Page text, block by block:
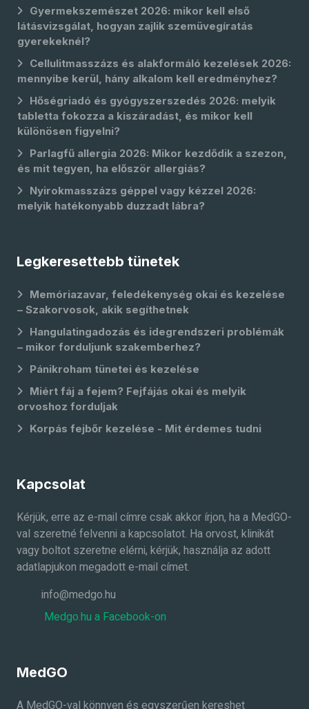
Gyermekszemészet 2026: mikor kell első
látásvizsgálat, hogyan zajlik szemüvegíratás
gyerekeknél?
Cellulitmasszázs és alakformáló kezelések 2026:
mennyibe kerül, hány alkalom kell eredményhez?
Hőségriadó és gyógyszerszedés 2026: melyik
tabletta fokozza a kiszáradást, és mikor kell
különösen figyelni?
Parlagfű allergia 2026: Mikor kezdődik a szezon,
és mit tegyen, ha először allergiás?
Nyirokmasszázs géppel vagy kézzel 2026:
melyik hatékonyabb duzzadt lábra?
Legkeresettebb tünetek
Memóriazavar, feledékenység okai és kezelése
– Szakorvosok, akik segíthetnek
Hangulatingadozás és idegrendszeri problémák
– mikor forduljunk szakemberhez?
Pánikroham tünetei és kezelése
Miért fáj a fejem? Fejfájás okai és melyik
orvoshoz forduljak
Korpás fejbőr kezelése - Mit érdemes tudni
Kapcsolat
Kérjük, erre az e-mail címre csak akkor írjon, ha a MedGO-
val szeretné felvenni a kapcsolatot. Ha orvost, klinikát
vagy boltot szeretne elérni, kérjük, használja az adott
adatlapjukon megadott e-mail címet.
info@medgo.hu
Medgo.hu a Facebook-on
MedGO
A MedGO-val könnyen és egyszerűen kereshet